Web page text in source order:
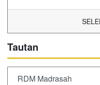
Tautan
RDM Madrasah